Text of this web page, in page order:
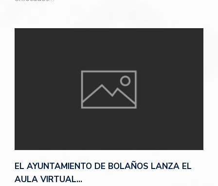
EL AYUNTAMIENTO DE BOLAÑOS LANZA EL
AULA VIRTUAL…